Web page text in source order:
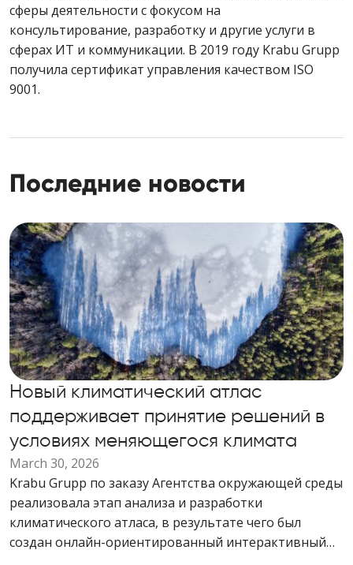
сферы деятельности с фокусом на
консультирование, разработку и другие услуги в
сферах ИТ и коммуникации. В 2019 году Krabu Grupp
получила сертификат управления качеством ISO
9001.
Последние новости
Новый климатический атлас
поддерживает принятие решений в
условиях меняющегося климата
March 30, 2026
Krabu Grupp по заказу Агентства окружающей среды
реализовала этап анализа и разработки
климатического атласа, в результате чего был
создан онлайн-ориентированный интерактивный